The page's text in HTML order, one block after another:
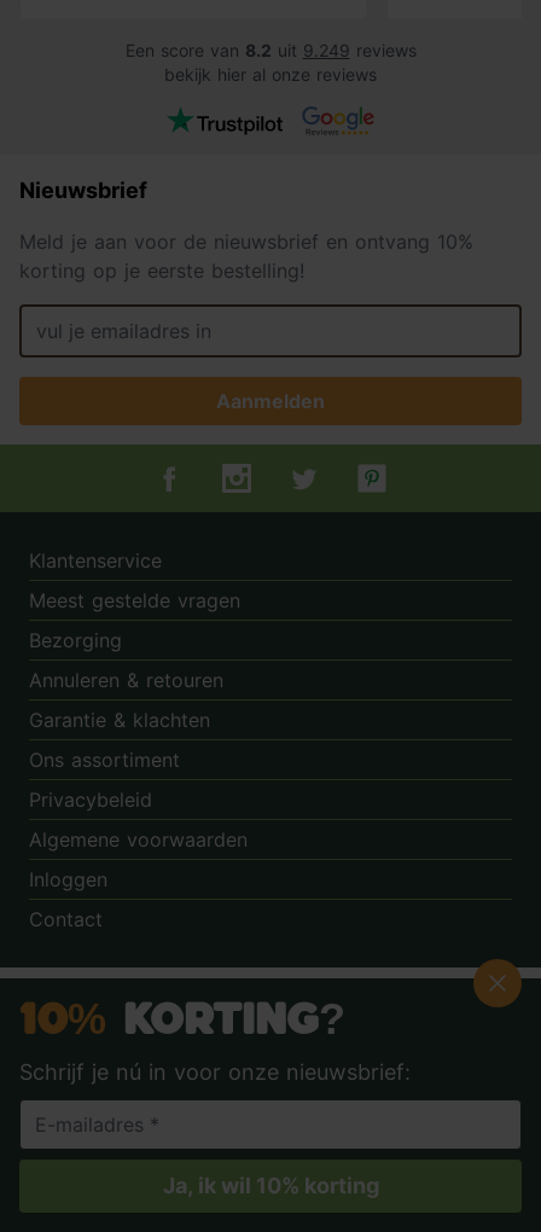
Een score van 8.2 uit 9.249 reviews
bekijk hier al onze reviews
Nieuwsbrief
Meld je aan voor de nieuwsbrief en ontvang 10%
korting op je eerste bestelling!
Aanmelden
Klantenservice
Meest gestelde vragen
Bezorging
Annuleren & retouren
Garantie & klachten
Ons assortiment
Privacybeleid
Algemene voorwaarden
Inloggen
Contact
10% Korting?
Schrijf je nú in voor onze nieuwsbrief:
Ja, ik wil 10% korting